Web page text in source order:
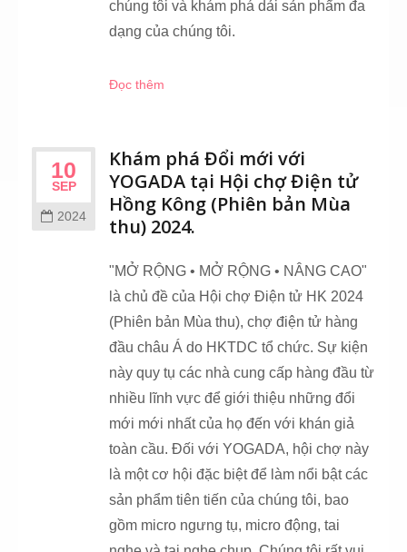
chúng tôi và khám phá dải sản phẩm đa
dạng của chúng tôi.
Đọc thêm
10
SEP
2024
Khám phá Đổi mới với
YOGADA tại Hội chợ Điện tử
Hồng Kông (Phiên bản Mùa
thu) 2024.
"MỞ RỘNG • MỞ RỘNG • NÂNG CAO"
là chủ đề của Hội chợ Điện tử HK 2024
(Phiên bản Mùa thu), chợ điện tử hàng
đầu châu Á do HKTDC tổ chức. Sự kiện
này quy tụ các nhà cung cấp hàng đầu từ
nhiều lĩnh vực để giới thiệu những đổi
mới mới nhất của họ đến với khán giả
toàn cầu. Đối với YOGADA, hội chợ này
là một cơ hội đặc biệt để làm nổi bật các
sản phẩm tiên tiến của chúng tôi, bao
gồm micro ngưng tụ, micro động, tai